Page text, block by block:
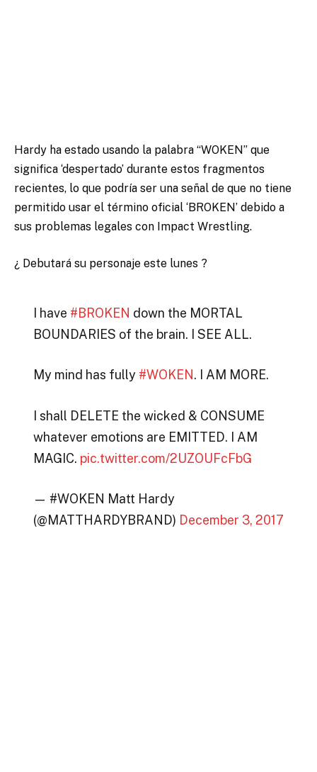
Hardy ha estado usando la palabra “WOKEN” que
significa ‘despertado’ durante estos fragmentos
recientes, lo que podría ser una señal de que no tiene
permitido usar el término oficial ‘BROKEN’ debido a
sus problemas legales con Impact Wrestling.
¿ Debutará su personaje este lunes ?
I have #BROKEN down the MORTAL
BOUNDARIES of the brain. I SEE ALL.
My mind has fully #WOKEN. I AM MORE.
I shall DELETE the wicked & CONSUME
whatever emotions are EMITTED. I AM
MAGIC. pic.twitter.com/2UZOUFcFbG
— #WOKEN Matt Hardy
(@MATTHARDYBRAND) December 3, 2017